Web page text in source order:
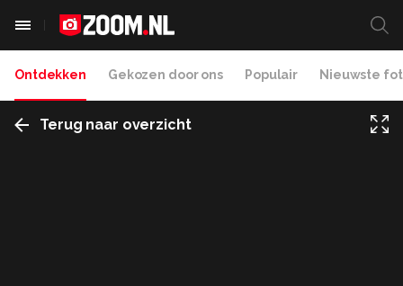
Ontdekken Gekozen door ons Populair Nieuwste
Terug naar overzicht